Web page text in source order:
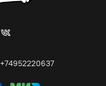
+74952220637